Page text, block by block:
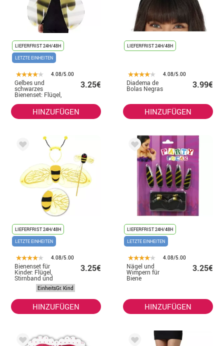
LIEFERFRIST 24H/48H
LETZTE EINHEITEN
4.08/5.00
Gelbes und
schwarzes
Bienenset: Flügel,
Zauberstab
3.25€
HINZUFÜGEN
LIEFERFRIST 24H/48H
4.08/5.00
Diadema de
Bolas Negras 3.99€
HINZUFÜGEN
LIEFERFRIST 24H/48H
LETZTE EINHEITEN
4.08/5.00
Bienenset für
Kinder: Flügel,
Stirnband und
Zauberstab
3.25€
EinheitsGr. Kind
HINZUFÜGEN
LIEFERFRIST 24H/48H
LETZTE EINHEITEN
4.08/5.00
Nägel und
Wimpern für
Biene
3.25€
HINZUFÜGEN